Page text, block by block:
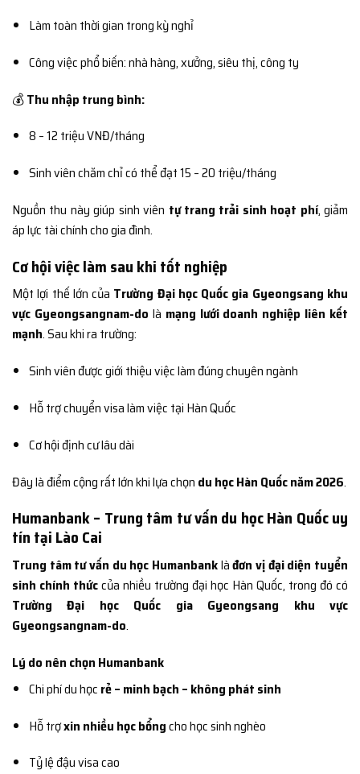
Làm toàn thời gian trong kỳ nghỉ
Công việc phổ biến: nhà hàng, xưởng, siêu thị, công ty
💰Thu nhập trung bình:
8 – 12 triệu VNĐ/tháng
Sinh viên chăm chỉ có thể đạt 15 – 20 triệu/tháng
Nguồn thu này giúp sinh viên tự trang trải sinh hoạt phí, giảm
áp lực tài chính cho gia đình.
Cơ hội việc làm sau khi tốt nghiệp
Một lợi thế lớn của Trường Đại học Quốc gia Gyeongsang khu
vực Gyeongsangnam-do là mạng lưới doanh nghiệp liên kết
mạnh. Sau khi ra trường:
Sinh viên được giới thiệu việc làm đúng chuyên ngành
Hỗ trợ chuyển visa làm việc tại Hàn Quốc
Cơ hội định cư lâu dài
Đây là điểm cộng rất lớn khi lựa chọn du học Hàn Quốc năm 2026.
Humanbank – Trung tâm tư vấn du học Hàn Quốc uy
tín tại Lào Cai
Trung tâm tư vấn du học Humanbanklàđơn vị đại diện tuyển
sinh chính thứccủa nhiều trường đại học Hàn Quốc, trong đó có
Trường Đại học Quốc gia Gyeongsang khu vực
Gyeongsangnam-do.
Lý do nên chọn Humanbank
Chi phí du học rẻ – minh bạch – không phát sinh
Hỗ trợxin nhiều học bổngcho học sinh nghèo
Tỷ lệ đậu visa cao